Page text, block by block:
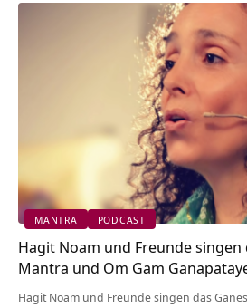
MANTRA PODCAST
Hagit Noam und Freunde singen
Mantra und Om Gam
Hagit Noam und Freunde singen das